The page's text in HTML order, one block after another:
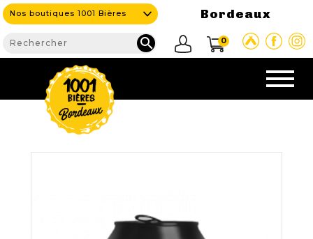
Nos boutiques 1001 Bières Bordeaux
 0
